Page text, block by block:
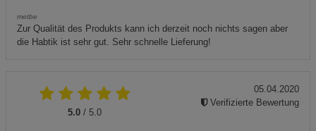
metbe
Zur Qualität des Produkts kann ich derzeit noch nichts sagen aber
die Habtik ist sehr gut. Sehr schnelle Lieferung!
5.0 / 5.0
05.04.2020
Verifizierte Bewertung